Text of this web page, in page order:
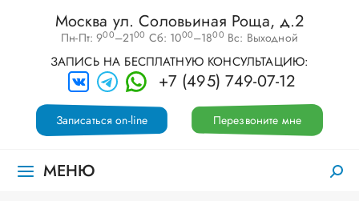
Москва ул. Соловьиная Роща, д.2
Пн-Пт: 900–2100 Сб: 1000–1800 Вс: Выходной
ЗАПИСЬ НА БЕСПЛАТНУЮ КОНСУЛЬТАЦИЮ:
+7 (495) 749-07-12
Перезвоните мне
Записаться on-line
МЕНЮ